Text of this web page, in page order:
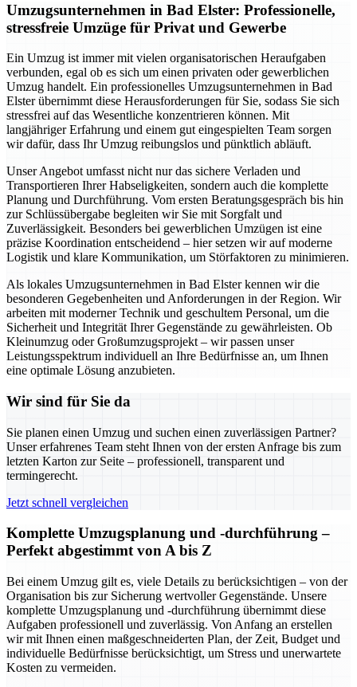
Umzugsunternehmen in Bad Elster: Professionelle,
stressfreie Umzüge für Privat und Gewerbe
Ein Umzug ist immer mit vielen organisatorischen Heraufgaben
verbunden, egal ob es sich um einen privaten oder gewerblichen
Umzug handelt. Ein professionelles Umzugsunternehmen in Bad
Elster übernimmt diese Herausforderungen für Sie, sodass Sie sich
stressfrei auf das Wesentliche konzentrieren können. Mit
langjähriger Erfahrung und einem gut eingespielten Team sorgen
wir dafür, dass Ihr Umzug reibungslos und pünktlich abläuft.
Unser Angebot umfasst nicht nur das sichere Verladen und
Transportieren Ihrer Habseligkeiten, sondern auch die komplette
Planung und Durchführung. Vom ersten Beratungsgespräch bis hin
zur Schlüssübergabe begleiten wir Sie mit Sorgfalt und
Zuverlässigkeit. Besonders bei gewerblichen Umzügen ist eine
präzise Koordination entscheidend – hier setzen wir auf moderne
Logistik und klare Kommunikation, um Störfaktoren zu minimieren.
Als lokales Umzugsunternehmen in Bad Elster kennen wir die
besonderen Gegebenheiten und Anforderungen in der Region. Wir
arbeiten mit moderner Technik und geschultem Personal, um die
Sicherheit und Integrität Ihrer Gegenstände zu gewährleisten. Ob
Kleinumzug oder Großumzugsprojekt – wir passen unser
Leistungsspektrum individuell an Ihre Bedürfnisse an, um Ihnen
eine optimale Lösung anzubieten.
Wir sind für Sie da
Sie planen einen Umzug und suchen einen zuverlässigen Partner?
Unser erfahrenes Team steht Ihnen von der ersten Anfrage bis zum
letzten Karton zur Seite – professionell, transparent und
termingerecht.
Jetzt schnell vergleichen
Komplette Umzugsplanung und -durchführung –
Perfekt abgestimmt von A bis Z
Bei einem Umzug gilt es, viele Details zu berücksichtigen – von der
Organisation bis zur Sicherung wertvoller Gegenstände. Unsere
komplette Umzugsplanung und -durchführung übernimmt diese
Aufgaben professionell und zuverlässig. Von Anfang an erstellen
wir mit Ihnen einen maßgeschneiderten Plan, der Zeit, Budget und
individuelle Bedürfnisse berücksichtigt, um Stress und unerwartete
Kosten zu vermeiden.